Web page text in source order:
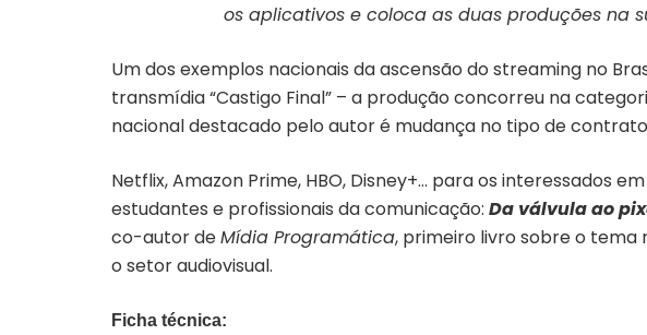
os aplicativos e coloca as duas produções na
Um dos exemplos nacionais da ascensão do streaming no
transmídia “Castigo Final” – a produção concorreu na
nacional destacado pelo autor é mudança no tipo de
Netflix, Amazon Prime, HBO, Disney+… para os interessados
estudantes e profissionais da comunicação: Da válvula ao
co-autor deMídia Programática, primeiro livro sobre o tema
o setor audiovisual.
Ficha técnica: